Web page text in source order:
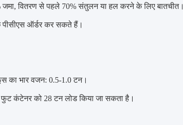
जमा, वितरण से पहले 70% संतुलन या हल करने के लिए बातचीत।
ऑर्डर कर सकते हैं।
का भार वजन: 0.5-1.0 टन।
कंटेनर को 28 टन लोड किया जा सकता है।